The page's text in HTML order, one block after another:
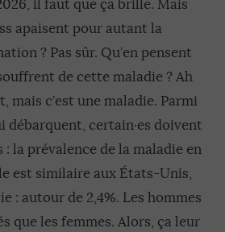
il faut que ça brille. Mais
apaisent pour autant la
? Pas sûr. Qu’en pensent
de cette maladie ? Ah
mais c’est une maladie. Parmi
débarquent, certain·es doivent
la prévalence de la maladie en
est similaire aux États-Unis,
: autour de 2,4%. Les hommes
que les femmes. Alors, ça leur